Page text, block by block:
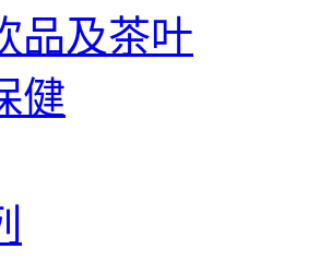
品及茶叶
健